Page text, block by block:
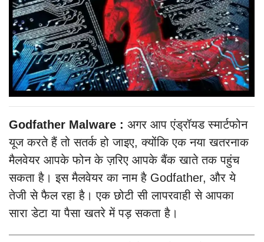
Godfather Malware : अगर आप एंड्रॉयड स्मार्टफोन
यूज करते हैं तो सतर्क हो जाइए, क्योंकि एक नया खतरनाक
मैलवेयर आपके फोन के ज़रिए आपके बैंक खाते तक पहुंच
सकता है। इस मैलवेयर का नाम है Godfather, और ये
तेजी से फैल रहा है। एक छोटी सी लापरवाही से आपका
सारा डेटा या पैसा खतरे में पड़ सकता है।